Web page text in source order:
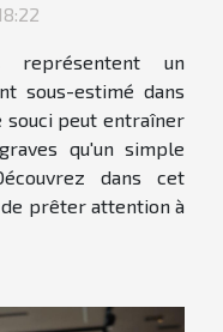
représentent un
sous-estimé dans
souci peut entraîner
qu'un simple
dans cet
prêter attention à